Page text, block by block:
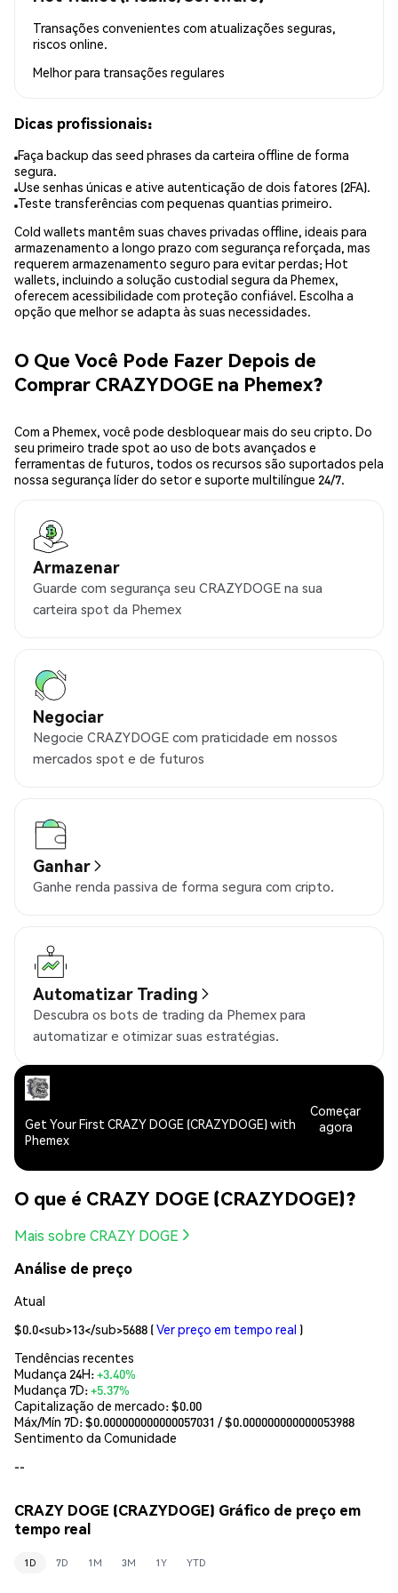
Transações convenientes com atualizações seguras,
riscos online.
Melhor para transações regulares
Dicas profissionais:
Faça backup das seed phrases da carteira offline de forma
segura.
Use senhas únicas e ative autenticação de dois fatores (2FA).
Teste transferências com pequenas quantias primeiro.
Cold wallets mantêm suas chaves privadas offline, ideais para
armazenamento a longo prazo com segurança reforçada, mas
requerem armazenamento seguro para evitar perdas; Hot
wallets, incluindo a solução custodial segura da Phemex,
oferecem acessibilidade com proteção confiável. Escolha a
opção que melhor se adapta às suas necessidades.
O Que Você Pode Fazer Depois de
Comprar CRAZYDOGE na Phemex?
Com a Phemex, você pode desbloquear mais do seu cripto. Do
seu primeiro trade spot ao uso de bots avançados e
ferramentas de futuros, todos os recursos são suportados pela
nossa segurança líder do setor e suporte multilíngue 24/7.
Armazenar
Guarde com segurança seu CRAZYDOGE na sua
carteira spot da Phemex
Negociar
Negocie CRAZYDOGE com praticidade em nossos
mercados spot e de futuros
Ganhar
Ganhe renda passiva de forma segura com cripto.
Automatizar Trading
Descubra os bots de trading da Phemex para
automatizar e otimizar suas estratégias.
Get Your First CRAZY DOGE (CRAZYDOGE) with
Phemex
Começar
agora
O que é CRAZY DOGE (CRAZYDOGE)?
Mais sobre CRAZY DOGE
Análise de preço
Atual
$0.0<sub>13</sub>5688 (Ver preço em tempo real )
Tendências recentes
Mudança 24H:+3.40%
Mudança 7D:+5.37%
Capitalização de mercado:$0.00
Máx/Mín 7D: $0.000000000000057031 / $0.000000000000053988
Sentimento da Comunidade
--
CRAZY DOGE (CRAZYDOGE) Gráfico de preço em
tempo real
1D 7D 1M 3M 1Y YTD